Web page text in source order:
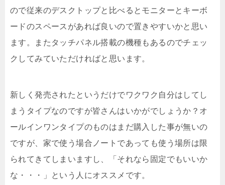
ので従来のデスクトップと比べるとモニターとキーボ
ードのスペースがあれば良いので置きやすいかと思い
ます。またタッチパネル搭載の機種もあるのでチェッ
クしてみていただければと思います。
新しく発売されたというだけでワクワク自分はしてし
まうタイプなのですが皆さんはいかがでしょうか？オ
ールインワンタイプのものはまだ購入した事が無いの
ですが、家で使う場合ノートであっても使う場所は限
られてきてしまいますし、「それなら固定でもいいか
な・・・」という人にオススメです。